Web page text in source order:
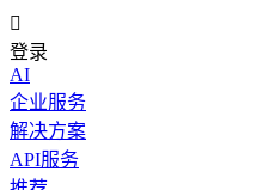

登录
AI
企业服务
解决方案
API服务